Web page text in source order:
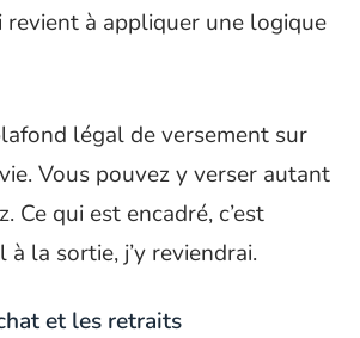
revient à appliquer une logique
légal de versement sur
Vous pouvez y verser autant
Ce qui est encadré, c’est
à la sortie, j’y reviendrai.
et les retraits